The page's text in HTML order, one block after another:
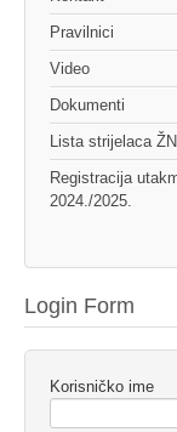
Pravilnici
Video
Dokumenti
Lista strijelaca
Registracija
2024./2025.
Login Form
Korisničko ime